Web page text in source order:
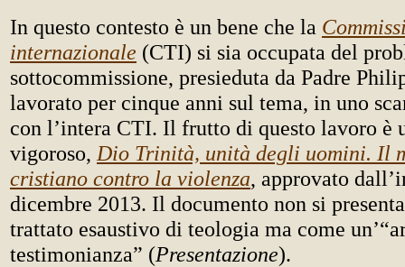
In questo contesto è un bene che la
internazionale (CTI) si sia occupata del
sottocommissione, presieduta da Padre
lavorato per cinque anni sul tema, in uno
con l’intera CTI. Il frutto di questo lavoro è
vigoroso, Dio Trinità, unità degli uomini. Il
cristiano contro la violenza, approvato
dicembre 2013. Il documento non si
trattato esaustivo di teologia ma come
testimonianza” (Presentazione).